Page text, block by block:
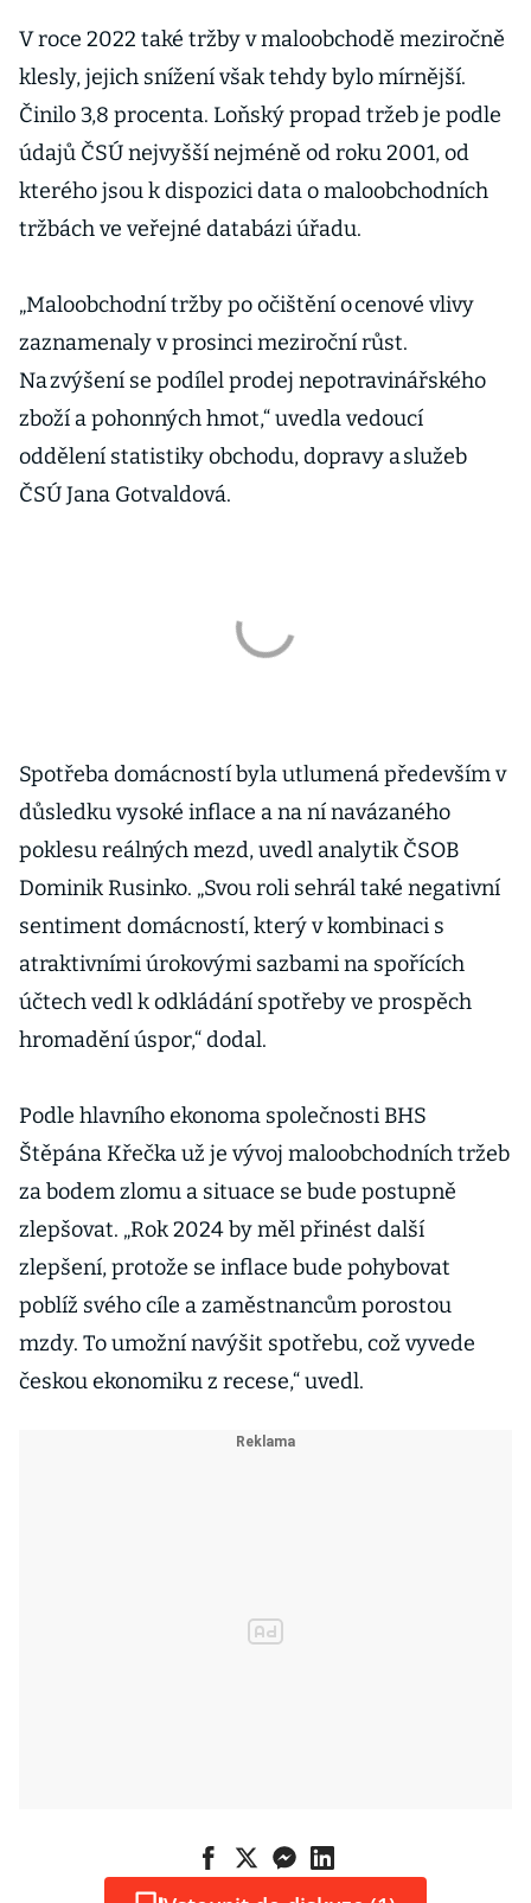
V roce 2022 také tržby v maloobchodě meziročně
klesly, jejich snížení však tehdy bylo mírnější.
Činilo 3,8 procenta. Loňský propad tržeb je podle
údajů ČSÚ nejvyšší nejméně od roku 2001, od
kterého jsou k dispozici data o maloobchodních
tržbách ve veřejné databázi úřadu.
„Maloobchodní tržby po očištění o cenové vlivy
zaznamenaly v prosinci meziroční růst.
Na zvýšení se podílel prodej nepotravinářského
zboží a pohonných hmot,“ uvedla vedoucí
oddělení statistiky obchodu, dopravy a služeb
ČSÚ Jana Gotvaldová.
Spotřeba domácností byla utlumená především v
důsledku vysoké inflace a na ní navázaného
poklesu reálných mezd, uvedl analytik ČSOB
Dominik Rusinko. „Svou roli sehrál také negativní
sentiment domácností, který v kombinaci s
atraktivními úrokovými sazbami na spořících
účtech vedl k odkládání spotřeby ve prospěch
hromadění úspor,“ dodal.
Podle hlavního ekonoma společnosti BHS
Štěpána Křečka už je vývoj maloobchodních tržeb
za bodem zlomu a situace se bude postupně
zlepšovat. „Rok 2024 by měl přinést další
zlepšení, protože se inflace bude pohybovat
poblíž svého cíle a zaměstnancům porostou
mzdy. To umožní navýšit spotřebu, což vyvede
českou ekonomiku z recese,“ uvedl.